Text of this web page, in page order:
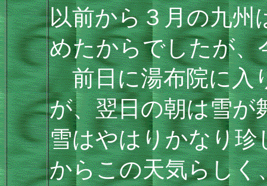
以前から３月の九州
めたからでしたが、
前日に湯布院に入
が、翌日の朝は雪が
雪はやはりかなり珍
からこの天気らしく